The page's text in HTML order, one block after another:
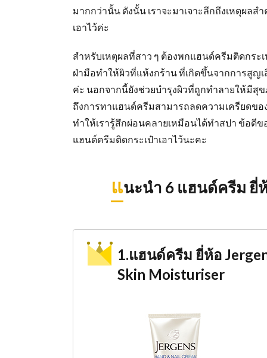
มากกว่านั้น ดังนั้น เราจะมาเจาะลึกถึงเหตุผล
เอาไว้ค่ะ
สำหรับเหตุผลที่สาว ๆ ต้องพกแฮนด์ครีมติดกระ
ฝ่ามือทำให้ผิวที่แห้งกร้าน ที่เกิดขึ้นจากการสู
ค่ะ นอกจากนี้ยังช่วยบำรุงผิวที่ถูกทำลายให้มีสุ
ถึงการทาแฮนด์ครีมสามารถลดความเครียดขอ
ทำให้เรารู้สึกผ่อนคลายเหมือนได้ทำสปา ข้อดี
แฮนด์ครีมติดกระเป๋าเอาไว้นะคะ
แนะนำ 6 แฮนด์ครีม
1.แฮนด์ครีม ยี่ห้อ
Skin Moisturiser